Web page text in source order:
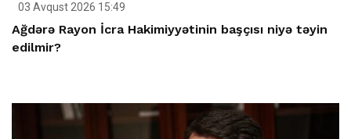
03 Avqust 2026 15:49
Ağdərə Rayon İcra Hakimiyyətinin başçısı niyə təyin
edilmir?